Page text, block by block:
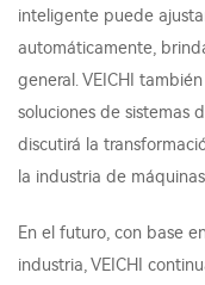
inteligente puede
automáticamente,
general. VEICHI
soluciones de sistemas
discutirá la
la industria de
En el futuro, con base
industria, VEICHI